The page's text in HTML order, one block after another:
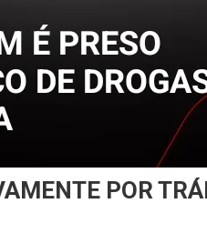
POR